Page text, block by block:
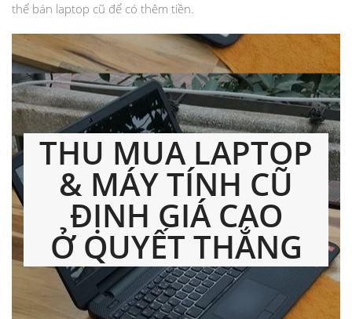
thể bán laptop cũ để có thêm tiền.
THU MUA LAPTOP
& MÁY TÍNH CŨ
ĐỊNH GIÁ CAO
Ở QUYẾT THẮNG